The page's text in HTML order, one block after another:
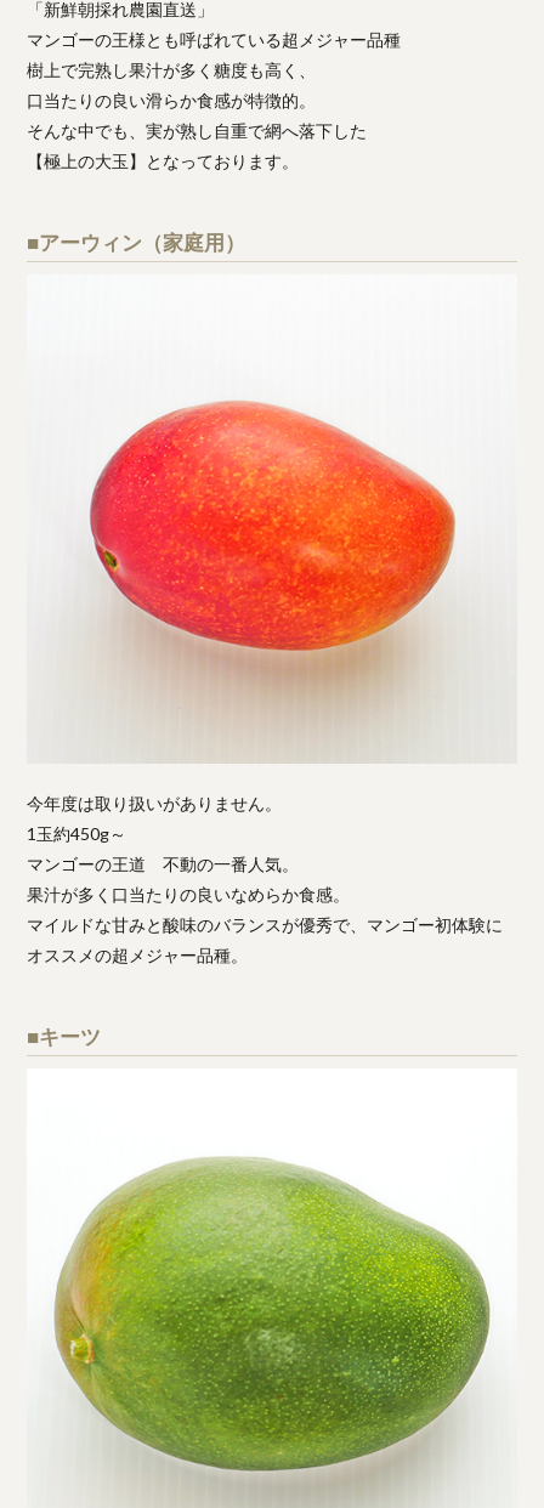
「新鮮朝採れ農園直送」
マンゴーの王様とも呼ばれている超メジャー品種
樹上で完熟し果汁が多く糖度も高く、
口当たりの良い滑らか食感が特徴的。
そんな中でも、実が熟し自重で網へ落下した
【極上の大玉】となっております。
■アーウィン（家庭用）
今年度は取り扱いがありません。
1玉約450g～
マンゴーの王道 不動の一番人気。
果汁が多く口当たりの良いなめらか食感。
マイルドな甘みと酸味のバランスが優秀で、マンゴー初体験に
オススメの超メジャー品種。
■キーツ